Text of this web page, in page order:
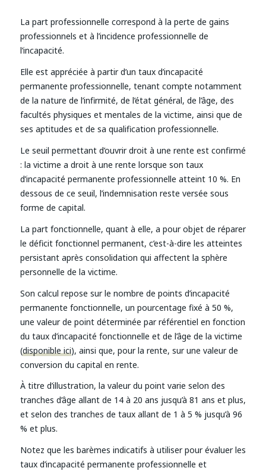
La part professionnelle correspond à la perte de gains
professionnels et à l’incidence professionnelle de
l’incapacité.
Elle est appréciée à partir d’un taux d’incapacité
permanente professionnelle, tenant compte notamment
de la nature de l’infirmité, de l’état général, de l’âge, des
facultés physiques et mentales de la victime, ainsi que de
ses aptitudes et de sa qualification professionnelle.
Le seuil permettant d’ouvrir droit à une rente est confirmé
: la victime a droit à une rente lorsque son taux
d’incapacité permanente professionnelle atteint 10 %. En
dessous de ce seuil, l’indemnisation reste versée sous
forme de capital.
La part fonctionnelle, quant à elle, a pour objet de réparer
le déficit fonctionnel permanent, c’est-à-dire les atteintes
persistant après consolidation qui affectent la sphère
personnelle de la victime.
Son calcul repose sur le nombre de points d’incapacité
permanente fonctionnelle, un pourcentage fixé à 50 %,
une valeur de point déterminée par référentiel en fonction
du taux d’incapacité fonctionnelle et de l’âge de la victime
(disponible ici), ainsi que, pour la rente, sur une valeur de
conversion du capital en rente.
À titre d’illustration, la valeur du point varie selon des
tranches d’âge allant de 14 à 20 ans jusqu’à 81 ans et plus,
et selon des tranches de taux allant de 1 à 5 % jusqu’à 96
% et plus.
Notez que les barèmes indicatifs à utiliser pour évaluer les
taux d’incapacité permanente professionnelle et